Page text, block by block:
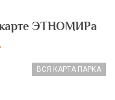
ЭТНОМИРа
ВСЯ КАРТА ПАРКА